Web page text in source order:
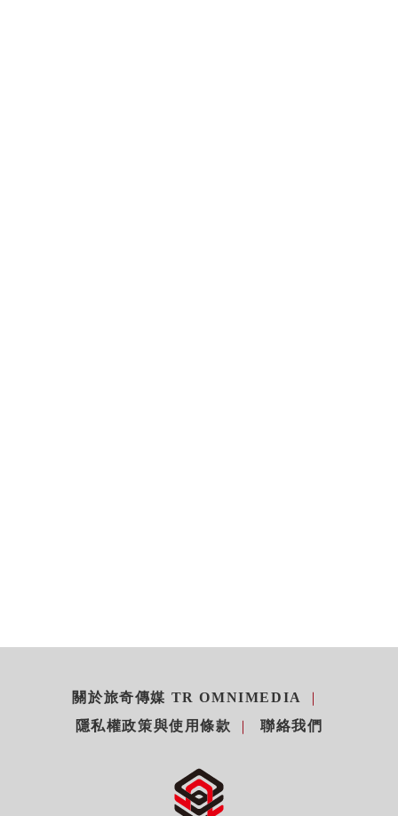
關於旅奇傳媒 TR OMNIMEDIA
隱私權政策與使用條款
聯絡我們